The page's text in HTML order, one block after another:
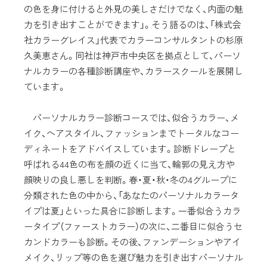
の色を身に付けると外見の美しさだけでなく、内面の魅
力を引き出すことができます」。そう語るのは、「株式会
社カラーグレイス」代表でカラーコンサルタントの杉原
久美恵さん。同社は神戸市中央区を拠点として、パーソ
ナルカラーの各種診断講座や、カラースクールを展開し
ています。
パーソナルカラー診断コースでは、似合うカラー、メ
イク、ヘアスタイル、ファッションまでトータルなコー
ディネートをアドバイスしています。診断ドレープと
呼ばれる44色の布を顔の近くに当て、輪郭の見え方や
顔映りの良し悪しを判断。春・夏・秋・冬の4グループに
分類された色の中から、「あなたのパーソナルカラータ
イプは夏」といった具合に診断します。一番似合うカラ
ータイプ（ファーストカラー）の次に、二番目に似合うセ
カンドカラーも診断。その後、ファンデーションやアイ
メイク、リップ等の色を選び魅力を引き出すパーソナル